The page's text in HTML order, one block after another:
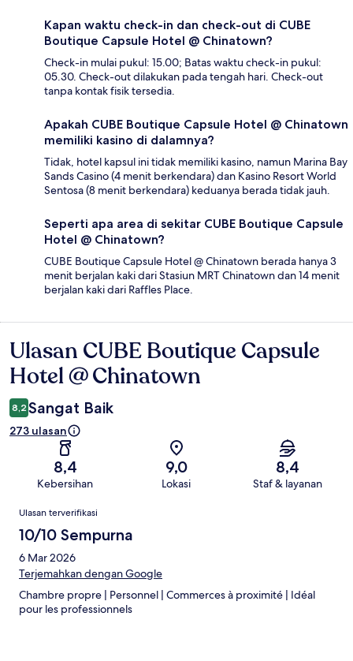
Kapan waktu check-in dan check-out di CUBE
Boutique Capsule Hotel @ Chinatown?
Check-in mulai pukul: 15.00; Batas waktu check-in pukul:
05.30. Check-out dilakukan pada tengah hari. Check-out
tanpa kontak fisik tersedia.
Apakah CUBE Boutique Capsule Hotel @ Chinatown
memiliki kasino di dalamnya?
Tidak, hotel kapsul ini tidak memiliki kasino, namun Marina Bay
Sands Casino (4 menit berkendara) dan Kasino Resort World
Sentosa (8 menit berkendara) keduanya berada tidak jauh.
Seperti apa area di sekitar CUBE Boutique Capsule
Hotel @ Chinatown?
CUBE Boutique Capsule Hotel @ Chinatown berada hanya 3
menit berjalan kaki dari Stasiun MRT Chinatown dan 14 menit
berjalan kaki dari Raffles Place.
Ulasan
Ulasan CUBE Boutique Capsule
Hotel @ Chinatown
8,2 Sangat Baik
273 ulasan
8,4
Kebersihan
9,0
Lokasi
8,4
Staf & layanan
Ulasan
Ulasan terverifikasi
10/10 Sempurna
6 Mar 2026
Terjemahkan dengan Google
Chambre propre | Personnel | Commerces à proximité | Idéal
pour les professionnels